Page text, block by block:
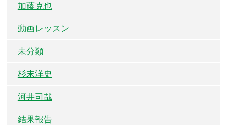
加藤克也
動画レッスン
未分類
杉末洋史
河井司哉
結果報告